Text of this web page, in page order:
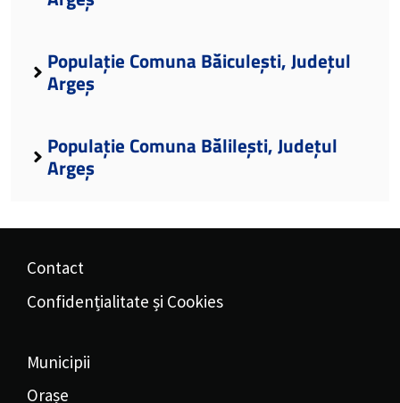
Populație Comuna Băiculești, Județul
Argeș
Populație Comuna Bălilești, Județul
Argeș
Contact
Confidențialitate și Cookies
Municipii
Orașe